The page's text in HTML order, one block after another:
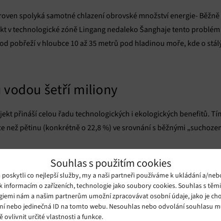
Souhlas s použitím cookies
poskytli co nejlepší služby, my a naši partneři používáme k ukládání a/
informacím o zařízeních, technologie jako soubory cookies. Souhlas s
nám a našim partnerům umožní zpracovávat osobní údaje, jako je
nebo jedinečná ID na tomto webu. Nesouhlas nebo odvolání souhlasu
ovlivnit určité vlastnosti a funkce.
spolyká samotné chlazení obrovské množství energie- Běžně
v technologické zóně Lingang nedaleko Šanghaje tento
pobřeží v hloubce 10 až 35 metrů pod hladinou moře, kde o
vodou šetří miliony
přináší celou řadu technologických i ekologických benefitů.
než pětinu (konkrétně o 22,8 %) ve srovnání s běžnými
efektivita. Ukazatel PUE (efektivita využití energie) dosahuje
1,5. Výbornou zprávou je i fakt, že se neplýtvá sladkou vodou.
Podmořské zařízení však nespotřebovává ani kapku, protože
A v neposlední řadě je tu čistá energie z moře. Kompletní
elektrárna.